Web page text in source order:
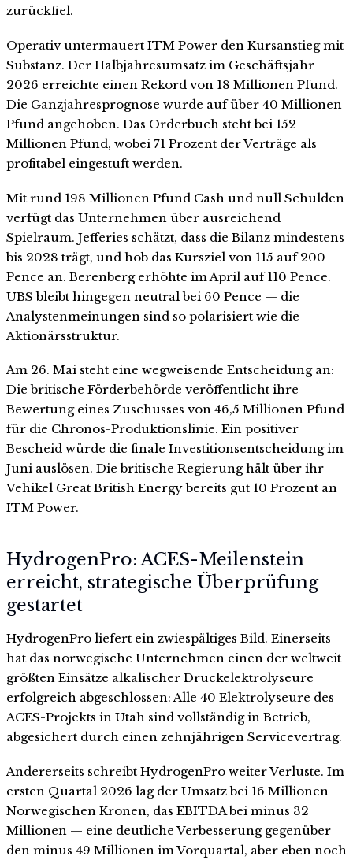
zurückfiel.
Operativ untermauert ITM Power den Kursanstieg mit
Substanz. Der Halbjahresumsatz im Geschäftsjahr
2026 erreichte einen Rekord von 18 Millionen Pfund.
Die Ganzjahresprognose wurde auf über 40 Millionen
Pfund angehoben. Das Orderbuch steht bei 152
Millionen Pfund, wobei 71 Prozent der Verträge als
profitabel eingestuft werden.
Mit rund 198 Millionen Pfund Cash und null Schulden
verfügt das Unternehmen über ausreichend
Spielraum. Jefferies schätzt, dass die Bilanz mindestens
bis 2028 trägt, und hob das Kursziel von 115 auf 200
Pence an. Berenberg erhöhte im April auf 110 Pence.
UBS bleibt hingegen neutral bei 60 Pence — die
Analystenmeinungen sind so polarisiert wie die
Aktionärsstruktur.
Am 26. Mai steht eine wegweisende Entscheidung an:
Die britische Förderbehörde veröffentlicht ihre
Bewertung eines Zuschusses von 46,5 Millionen Pfund
für die Chronos-Produktionslinie. Ein positiver
Bescheid würde die finale Investitionsentscheidung im
Juni auslösen. Die britische Regierung hält über ihr
Vehikel Great British Energy bereits gut 10 Prozent an
ITM Power.
HydrogenPro: ACES-Meilenstein
erreicht, strategische Überprüfung
gestartet
HydrogenPro liefert ein zwiespältiges Bild. Einerseits
hat das norwegische Unternehmen einen der weltweit
größten Einsätze alkalischer Druckelektrolyseure
erfolgreich abgeschlossen: Alle 40 Elektrolyseure des
ACES-Projekts in Utah sind vollständig in Betrieb,
abgesichert durch einen zehnjährigen Servicevertrag.
Andererseits schreibt HydrogenPro weiter Verluste. Im
ersten Quartal 2026 lag der Umsatz bei 16 Millionen
Norwegischen Kronen, das EBITDA bei minus 32
Millionen — eine deutliche Verbesserung gegenüber
den minus 49 Millionen im Vorquartal, aber eben noch